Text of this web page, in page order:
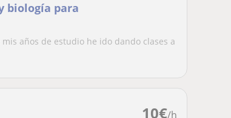
biología para
años de estudio he ido dando clases a
10€/h